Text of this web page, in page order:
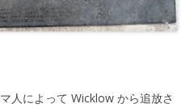
人によって Wicklow から追放さ